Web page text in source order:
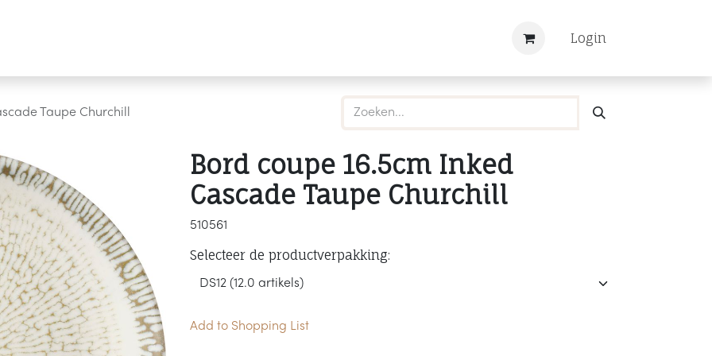
Login
Taupe Churchill
Bord coupe 16.5cm Inked
Cascade Taupe Churchill
510561
Selecteer de productverpakking:
Add to Shopping List